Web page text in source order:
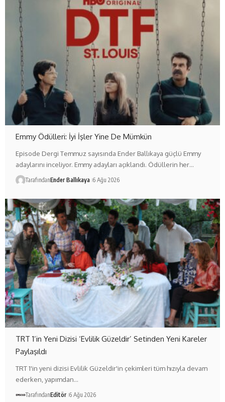
Emmy Ödülleri: İyi İşler Yine De Mümkün
Episode Dergi Temmuz sayısında Ender Ballıkaya güçlü Emmy
adaylarını inceliyor. Emmy adayları açıklandı. Ödüllerin her…
TarafındanEnder Ballıkaya 6 Ağu 2026
TRT 1’in Yeni Dizisi ‘Evlilik Güzeldir’ Setinden Yeni Kareler
Paylaşıldı
TRT 1'in yeni dizisi Evlilik Güzeldir'in çekimleri tüm hızıyla devam
ederken, yapımdan…
TarafındanEditör 6 Ağu 2026